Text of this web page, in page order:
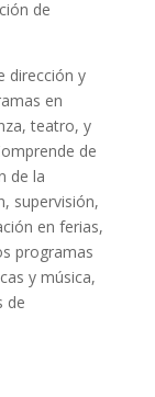
de
dirección y
en
teatro, y
de
de la
supervisión,
en ferias,
programas
y música,
de